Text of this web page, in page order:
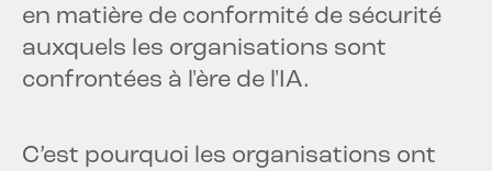
en matière de conformité de sécurité
auxquels les organisations sont
confrontées à l'ère de l'IA.
C’est pourquoi les organisations ont